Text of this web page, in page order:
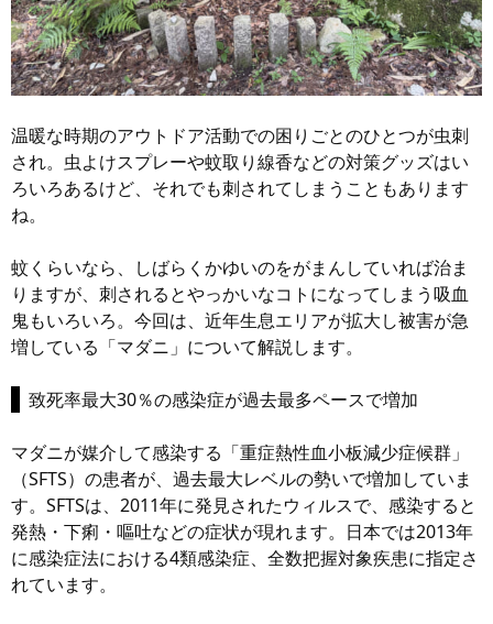
温暖な時期のアウトドア活動での困りごとのひとつが虫刺
され。虫よけスプレーや蚊取り線香などの対策グッズはい
ろいろあるけど、それでも刺されてしまうこともあります
ね。
蚊くらいなら、しばらくかゆいのをがまんしていれば治ま
りますが、刺されるとやっかいなコトになってしまう吸血
鬼もいろいろ。今回は、近年生息エリアが拡大し被害が急
増している「マダニ」について解説します。
致死率最大30％の感染症が過去最多ペースで増加
マダニが媒介して感染する「重症熱性血小板減少症候群」
（SFTS）の患者が、過去最大レベルの勢いで増加していま
す。SFTSは、2011年に発見されたウィルスで、感染すると
発熱・下痢・嘔吐などの症状が現れます。日本では2013年
に感染症法における4類感染症、全数把握対象疾患に指定さ
れています。